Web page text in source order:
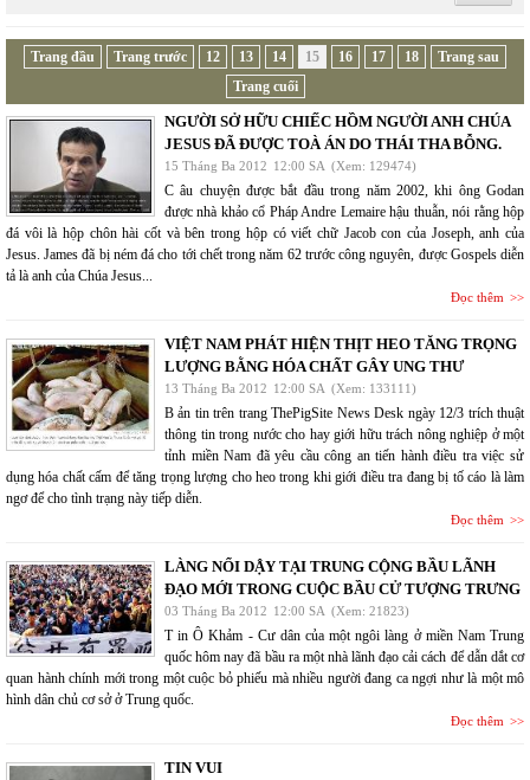
Trang đầu Trang trước 12 13 14 15 16 17 18
Trang sau
Trang cuối
NGƯỜI SỞ HỮU CHIẾC HỒM NGƯỜI ANH CHÚA
JESUS ĐÃ ĐƯỢC TOÀ ÁN DO THÁI THA BỖNG.
15 Tháng Ba 2012 12:00 SA (Xem: 129474)
C âu chuyện được bắt đầu trong năm 2002, khi ông Godan
được nhà khảo cổ Pháp Andre Lemaire hậu thuẫn, nói rằng hộp
đá vôi là hộp chôn hài cốt và bên trong hộp có viết chữ Jacob con của Joseph, anh của
Jesus. James đã bị ném đá cho tới chết trong năm 62 trước công nguyên, được Gospels diễn
tả là anh của Chúa Jesus...
Đọc thêm
VIỆT NAM PHÁT HIỆN THỊT HEO TĂNG TRỌNG
LƯỢNG BẰNG HÓA CHẤT GÂY UNG THƯ
13 Tháng Ba 2012 12:00 SA (Xem: 133111)
B ản tin trên trang ThePigSite News Desk ngày 12/3 trích thuật
thông tin trong nước cho hay giới hữu trách nông nghiệp ở một
tỉnh miền Nam đã yêu cầu công an tiến hành điều tra việc sử
dụng hóa chất cấm để tăng trọng lượng cho heo trong khi giới điều tra đang bị tố cáo là làm
ngơ để cho tình trạng này tiếp diễn.
Đọc thêm
LÀNG NỔI DẬY TẠI TRUNG CỘNG BẦU LÃNH
ĐẠO MỚI TRONG CUỘC BẦU CỬ TƯỢNG TRƯNG
03 Tháng Ba 2012 12:00 SA (Xem: 21823)
T in Ô Khảm - Cư dân của một ngôi làng ở miền Nam Trung
quốc hôm nay đã bầu ra một nhà lãnh đạo cải cách để dẫn dắt cơ
quan hành chính mới trong một cuộc bỏ phiếu mà nhiều người đang ca ngợi như là một mô
hình dân chủ cơ sở ở Trung quốc.
Đọc thêm
TIN VUI